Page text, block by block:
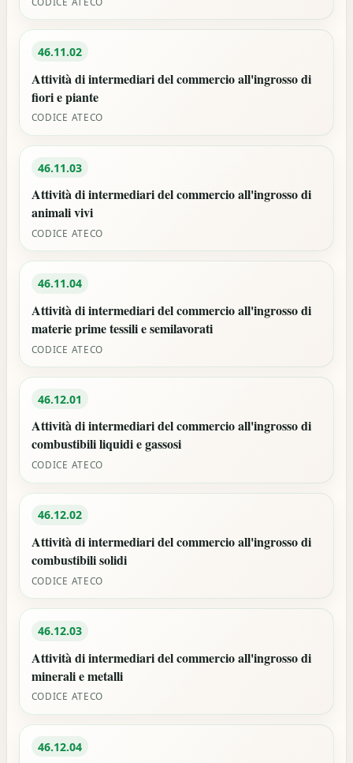
46.11.02
Attività di intermediari del commercio all'ingrosso di
fiori e piante
CODICE ATECO
46.11.03
Attività di intermediari del commercio all'ingrosso di
animali vivi
CODICE ATECO
46.11.04
Attività di intermediari del commercio all'ingrosso di
materie prime tessili e semilavorati
CODICE ATECO
46.12.01
Attività di intermediari del commercio all'ingrosso di
combustibili liquidi e gassosi
CODICE ATECO
46.12.02
Attività di intermediari del commercio all'ingrosso di
combustibili solidi
CODICE ATECO
46.12.03
Attività di intermediari del commercio all'ingrosso di
minerali e metalli
CODICE ATECO
46.12.04